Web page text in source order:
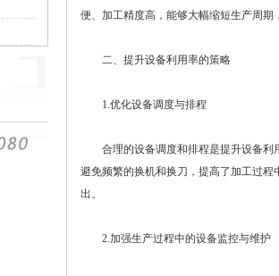
便、加工精度高，能够大幅缩短生产周期
二、提升设备利用率的策略
1.优化设备调度与排程
合理的设备调度和排程是提升设备利
避免频繁的换机和换刀，提高了加工过
出。
2.加强生产过程中的设备监控与维护